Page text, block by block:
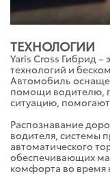
ТЕХНОЛОГИИ
Yaris Cross Гибрид
технологий и
Автомобиль
помощи водителю,
ситуацию,
Распознавание
водителя, системы
автоматического
обеспечивающих
комфорта во время